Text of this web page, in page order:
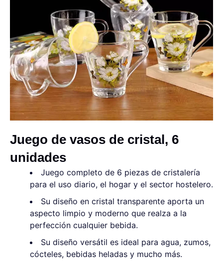
Juego de vasos de cristal, 6
unidades
Juego completo de 6 piezas de cristalería
para el uso diario, el hogar y el sector hostelero.
Su diseño en cristal transparente aporta un
aspecto limpio y moderno que realza a la
perfección cualquier bebida.
Su diseño versátil es ideal para agua, zumos,
cócteles, bebidas heladas y mucho más.